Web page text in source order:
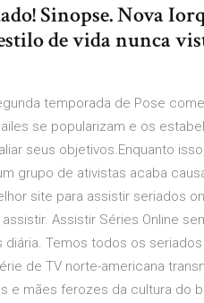
Sinopse. Nova
de vida nunca
temporada de Pose
se popularizam e os
seus objetivos.Enquanto
grupo de ativistas acaba
site para assistir seriados
Assistir Séries Online
diária. Temos todos os
de TV norte-americana
e mães ferozes da cultura do